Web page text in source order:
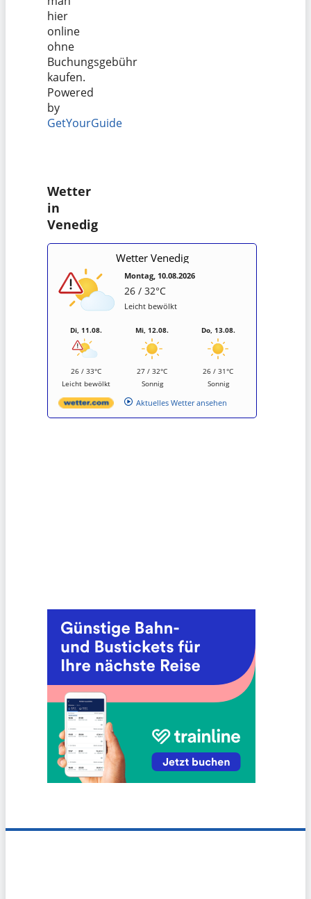
hier
online
ohne
Buchungsgebühr
kaufen.
Powered
by
GetYourGuide
Wetter
in
Venedig
Wetter Venedig
Montag, 10.08.2026
26 / 32°C
Leicht bewölkt
Di, 11.08.
26 / 33°C
Leicht bewölkt
Mi, 12.08.
27 / 32°C
Sonnig
Do, 13.08.
26 / 31°C
Sonnig
Aktuelles Wetter ansehen